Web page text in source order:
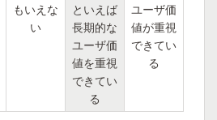
もいえな
い
といえば
長期的な
ユーザ価
値を重視
できてい
る
ユーザ価
値が重視
できてい
る